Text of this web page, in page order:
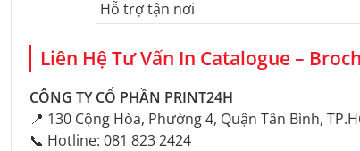
Hỗ trợ tận nơi
Liên Hệ Tư Vấn In Catalogue –
CÔNG TY CỔ PHẦN PRINT24H
📍 130 Cộng Hòa, Phường 4, Quận Tân Bình,
📞 Hotline: 081 823 2424